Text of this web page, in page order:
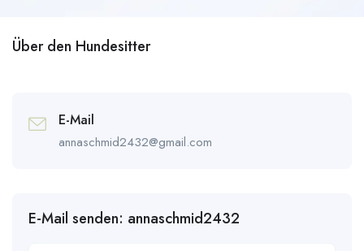
Über den Hundesitter
E-Mail
annaschmid2432@gmail.com
E-Mail senden: annaschmid2432